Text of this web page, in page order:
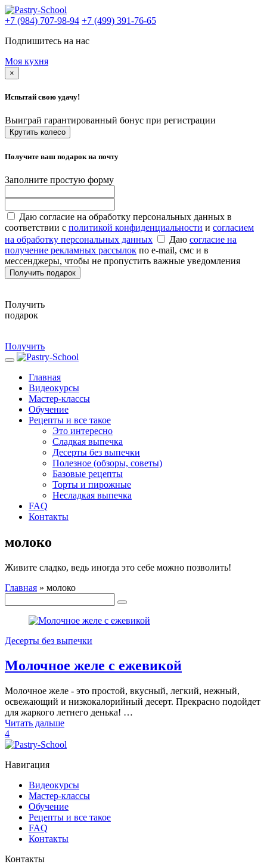
+7 (984) 707-98-94 +7 (499) 391-76-65
Подпишитесь на нас
Моя кухня
×
Испытай свою удачу!
Выиграй гарантированный бонус при регистрации
Крутить колесо
Получите ваш подарок на почту
Заполните простую форму
Даю согласие на обработку персональных данных в
соответствии с политикой конфиденциальности и согласием
на обработку персональных данных
Даю согласие на
получение рекламных рассылок по e-mail, смс и в
мессенджеры, чтобы не пропустить важные уведомления
Получить подарок
Получить
подарок
Получить
Главная
Видеокурсы
Мастер-классы
Обучение
Рецепты и все такое
Это интересно
Сладкая выпечка
Десерты без выпечки
Полезное (обзоры, советы)
Базовые рецепты
Торты и пирожные
Несладкая выпечка
FAQ
Контакты
молоко
Живите сладко, ведь иногда это себе можно позволить!
Главная » молоко
Десерты без выпечки
Молочное желе с ежевикой
Молочное желе - это простой, вкусный, легкий, нежный,
освежающий и низкокалорийный десерт. Прекрасно подойдет
для жаркого летнего денька! …
Читать дальше
4
Навигация
Видеокурсы
Мастер-классы
Обучение
Рецепты и все такое
FAQ
Контакты
Контакты